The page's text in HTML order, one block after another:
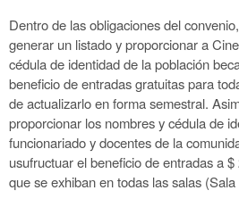
Dentro de las obligaciones del
generar un listado y proporcionar a
cédula de identidad de la población
beneficio de entradas gratuitas para
de actualizarlo en forma semestral.
proporcionar los nombres y cédula de
funcionariado y docentes de la
usufructuar el beneficio de entradas a
que se exhiban en todas las salas